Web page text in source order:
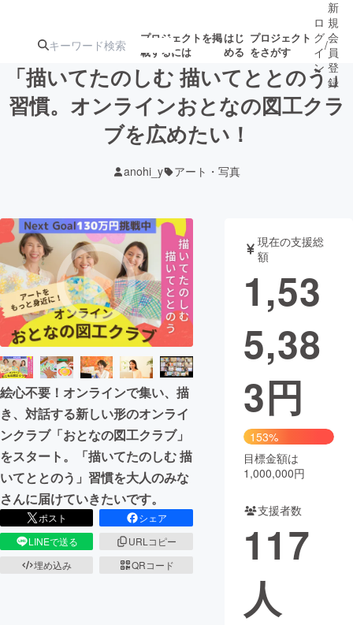
プロジェクトを掲
載するには
はじ
める
プロジェクト
をさがす
注目のリ 注目の新着プロ
ジェクト
募集終了が近いプ
テクノロジー・ガジェット
映像・映画 書籍・雑誌
ビジネス・起業 チャレンジ
まちづくり・地域活性化
CAMPFIRE for Social Good
CAMPFIRE Creation
CAMPFIREふるさと納税machi-ya コミュニティ
ロ
グ
イ
ン
/
新
規
会
員
登
録
「描いてたのしむ 描いてととのう」
習慣。オンラインおとなの図工クラ
ブを広めたい！
anohi_y アート・写真
絵心不要！オンラインで集い、描
き、対話する新しい形のオンライ
ンクラブ「おとなの図工クラブ」
をスタート。「描いてたのしむ 描
いてととのう」習慣を大人のみな
さんに届けていきたいです。
ポスト
シェア
LINEで送る
URLコピー
埋め込み
QRコード
現在の支援総
額
1,53
5,38
3円
153%
目標金額は
1,000,000円
支援者数
117
人